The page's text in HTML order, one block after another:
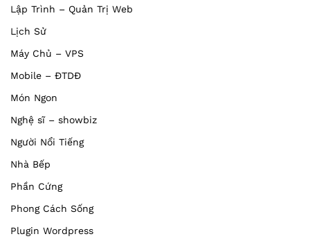
Lập Trình – Quản Trị Web
Lịch Sử
Máy Chủ – VPS
Mobile – ĐTDĐ
Món Ngon
Nghệ sĩ – showbiz
Người Nổi Tiếng
Nhà Bếp
Phần Cứng
Phong Cách Sống
Plugin Wordpress